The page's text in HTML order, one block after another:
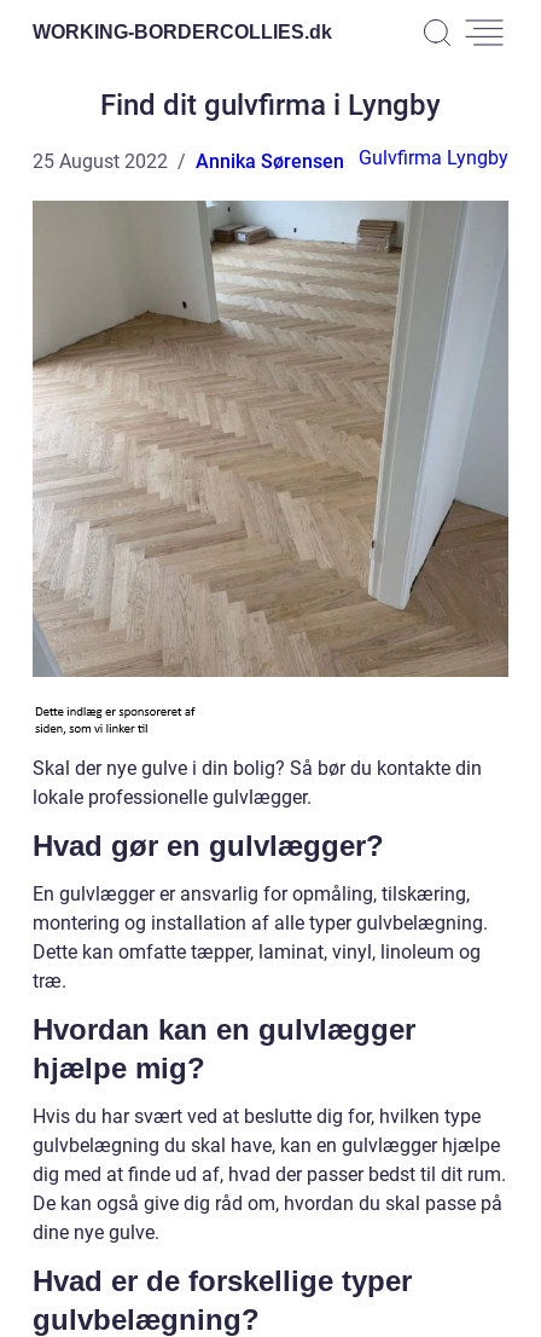
WORKING-BORDERCOLLIES.dk
Find dit gulvfirma i Lyngby
25 August 2022 Annika Sørensen Gulvfirma Lyngby
Skal der nye gulve i din bolig? Så bør du kontakte din
lokale professionelle gulvlægger.
Hvad gør en gulvlægger?
En gulvlægger er ansvarlig for opmåling, tilskæring,
montering og installation af alle typer gulvbelægning.
Dette kan omfatte tæpper, laminat, vinyl, linoleum og
træ.
Hvordan kan en gulvlægger
hjælpe mig?
Hvis du har svært ved at beslutte dig for, hvilken type
gulvbelægning du skal have, kan en gulvlægger hjælpe
dig med at finde ud af, hvad der passer bedst til dit rum.
De kan også give dig råd om, hvordan du skal passe på
dine nye gulve.
Hvad er de forskellige typer
gulvbelægning?